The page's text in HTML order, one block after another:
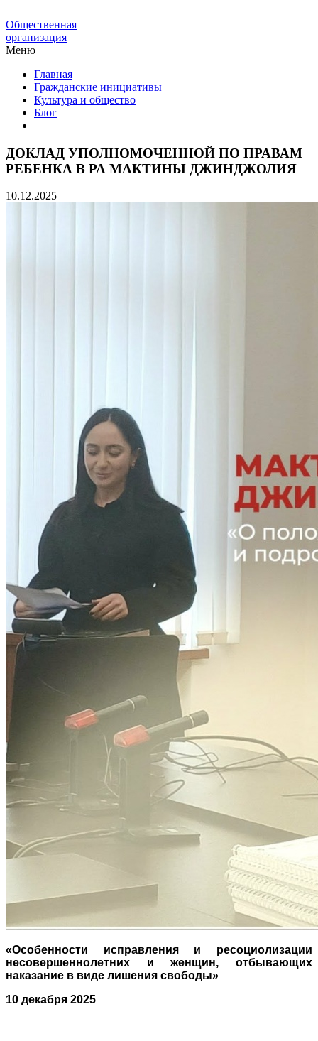
Общественная
организация
Меню
Главная
Гражданские инициативы
Культура и общество
Блог
ДОКЛАД УПОЛНОМОЧЕННОЙ ПО ПРАВАМ
РЕБЕНКА В РА МАКТИНЫ ДЖИНДЖОЛИЯ
10.12.2025
«Особенности исправления и ресоциолизации
несовершеннолетних и женщин, отбывающих
наказание в виде лишения свободы»
10 декабря 2025